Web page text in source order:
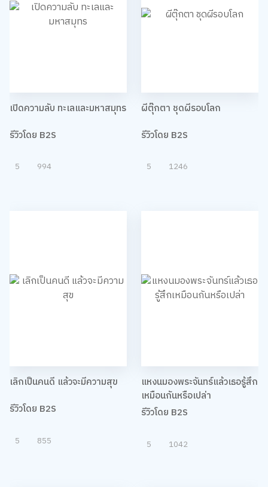
เปิดความลับ ทะเลและมหาสมุทร
รีวิวโดย B2S
5 994
ผีตุ๊กตา ชุดผีรอบโลก
รีวิวโดย B2S
5 1246
เลิกเป็นคนดี แล้วจะมีความสุข
รีวิวโดย B2S
5 855
แหงนมองพระจันทร์แล้วเธอรู้สึก
เหมือนกันหรือเปล่า
รีวิวโดย B2S
5 1042